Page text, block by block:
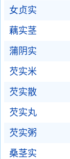
女贞实
藕实茎
蒲阴实
芡实米
芡实散
芡实丸
芡实粥
桑茎实